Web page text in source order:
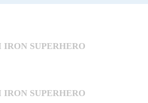
SUPERHERO
SUPERHERO